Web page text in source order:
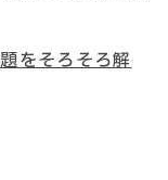
をそろそろ解